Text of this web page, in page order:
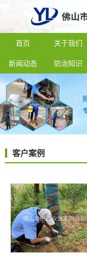
首页 关于我们
新闻动态 防治知识
客户案例